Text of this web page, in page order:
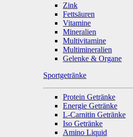
Zink
Fettsäuren
Vitamine
Mineralien
Multivitamine
Multimineralien
Gelenke & Organe
Sportgetränke
Protein Getränke
Energie Getränke
L-Carnitin Getränke
Iso Getränke
Amino Liquid